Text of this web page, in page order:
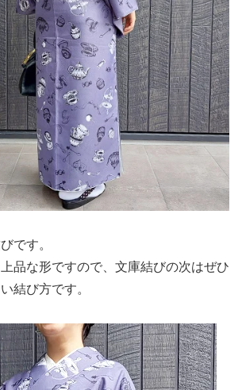
です。
品な形ですので、文庫結びの次はぜひ
結び方です。